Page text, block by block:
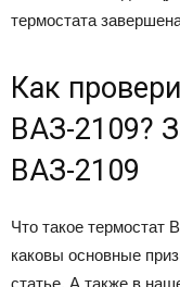
термостата
Как
ВАЗ-2109?
ВАЗ-2109
Что такое термостат
каковы основные
статье. А также в